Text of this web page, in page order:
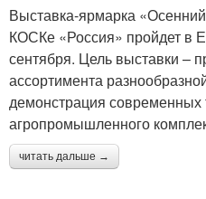
Выставка-ярмарка
КОСКе «Россия» пройдет в
сентября. Цель выставки –
ассортимента
демонстрация современных
агропромышленного
читать дальше →